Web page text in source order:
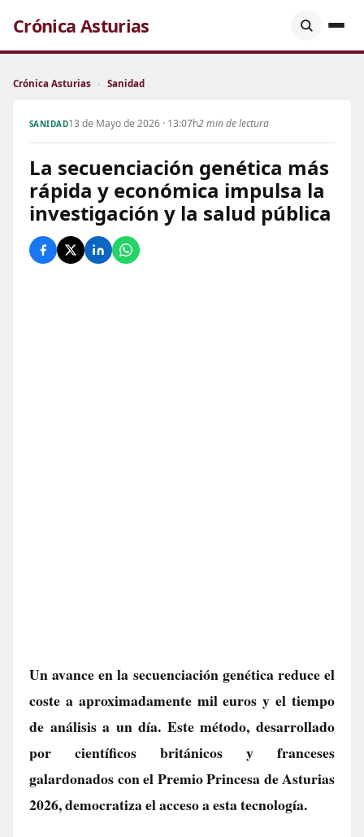
Crónica Asturias
Crónica Asturias › Sanidad
SANIDAD13 de Mayo de 2026 · 13:07h2 min de lectura
La secuenciación genética más
rápida y económica impulsa la
investigación y la salud pública
Un avance en la secuenciación genética reduce el
coste a aproximadamente mil euros y el tiempo
de análisis a un día. Este método, desarrollado
por científicos británicos y franceses
galardonados con el Premio Princesa de Asturias
2026, democratiza el acceso a esta tecnología.